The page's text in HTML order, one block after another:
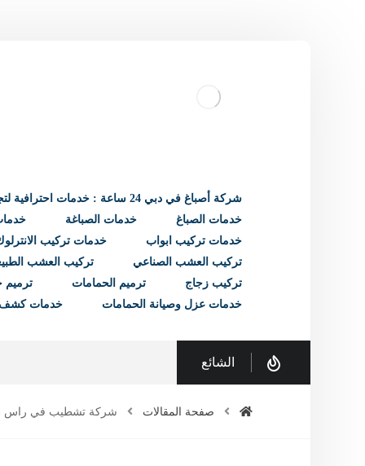
شركة أصباغ في دبي 24 ساعة : خدمات احترافية لتجديد منزلك
خدمات الصباغ
خدمات الصباغة
خدمات تركيب ابواب
خدمات تركيب
تركيب العشب الصناعي
تركيب العشب
تركيب زجاج
ترميم الحمامات ترميم
خدمات عزل وصيانة الحمامات
خدمات كشف
الشائع
صفحة المقالات شركة تشطيب في راس